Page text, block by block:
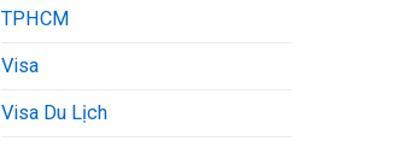
TPHCM
Visa
Visa Du Lịch